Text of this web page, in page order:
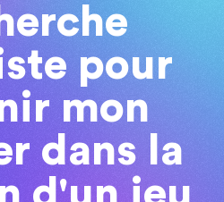
pour
mon
dans la